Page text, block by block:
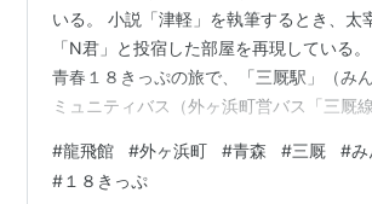
いる。 小説「津軽」を執筆するとき、太
「N君」と投宿した部屋を再現している。
青春１８きっぷの旅で、「三厩駅」（み
ミュニティバス（外ヶ浜町営バス「三厩
ス。 2027年4月1日付で廃止されるという
貴重な体験をしたのだった。 龍飛館
#龍飛館 #外ヶ浜町 #青森 #三厩 #
# １８きっぷ